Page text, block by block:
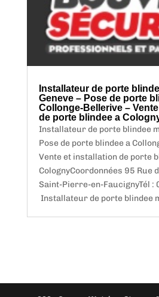
Installateur de porte
Geneve – Pose de porte
Collonge-Bellerive –
de porte blindee a
Installateur de porte blindee
Pose de porte blindee a
Vente et installation de porte
ColognyCoordonnées 95 Rue
Saint-Pierre-en-FaucignyTél
Installateur de porte blindee